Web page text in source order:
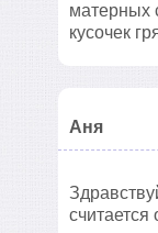
матерных
кусочек
Аня
считается